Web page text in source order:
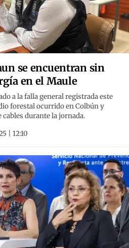
se encuentran sin
en el Maule
a la falla general registrada este
forestal ocurrido en Colbún y
cables durante la jornada.
| 12:10